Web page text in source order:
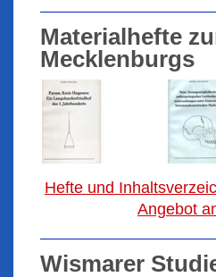
Materialhefte
Mecklenburgs
Hefte und
Angebot
Wismarer